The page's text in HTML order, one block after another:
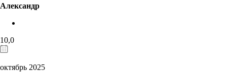
Александр
10,0
октябрь 2025